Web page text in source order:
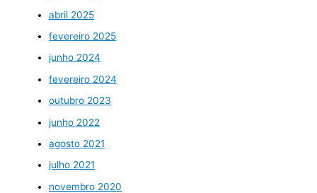
abril 2025
fevereiro 2025
junho 2024
fevereiro 2024
outubro 2023
junho 2022
agosto 2021
julho 2021
novembro 2020